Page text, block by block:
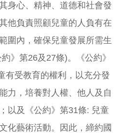
身心、精神、道德和社會發
他負責照顧兒童的人負有在
圍內，確保兒童發展所需生
》第26及27條)。《公約》
有受教育的權利，以充分發
力，培養對人權、他人及自
以及《公約》第31條: 兒童
化藝術活動。因此，締約國